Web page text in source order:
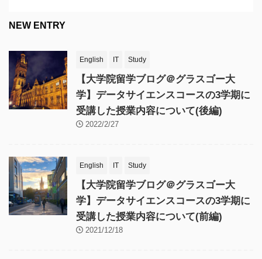
NEW ENTRY
English IT Study
【大学院留学ブログ＠グラスゴー大
学】データサイエンスコースの3学期に
受講した授業内容について(後編)
2022/2/27
English IT Study
【大学院留学ブログ＠グラスゴー大
学】データサイエンスコースの3学期に
受講した授業内容について(前編)
2021/12/18